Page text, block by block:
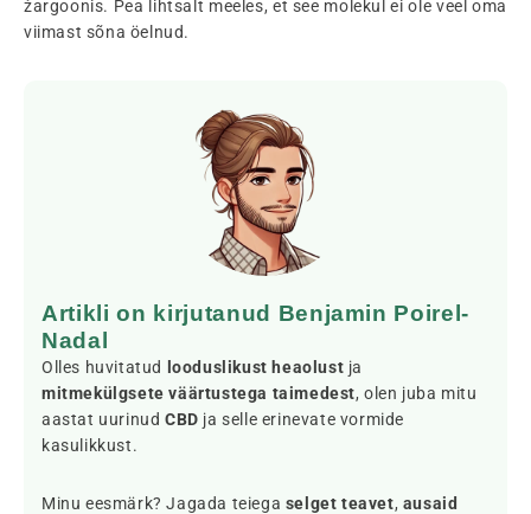
žargoonis. Pea lihtsalt meeles, et see molekul ei ole veel oma
viimast sõna öelnud.
Artikli on kirjutanud Benjamin Poirel-
Nadal
Olles huvitatud looduslikust heaolust ja
mitmekülgsete väärtustega taimedest, olen juba mitu
aastat uurinud CBD ja selle erinevate vormide
kasulikkust.
Minu eesmärk? Jagada teiega selget teavet, ausaid